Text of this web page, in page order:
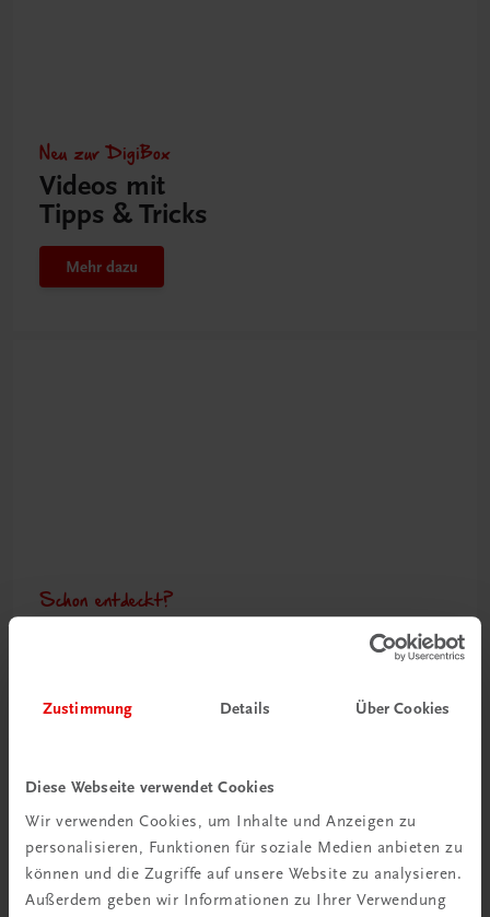
Zustimmung Details Über Cookies
Diese Webseite verwendet Cookies
Wir verwenden Cookies, um Inhalte und Anzeigen zu
personalisieren, Funktionen für soziale Medien anbieten zu
können und die Zugriffe auf unsere Website zu analysieren.
Außerdem geben wir Informationen zu Ihrer Verwendung
Neu zur DigiBox
Videos mit
Tipps & Tricks
Mehr dazu
Schon entdeckt?